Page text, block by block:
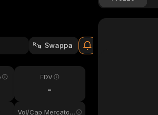
Swappa
FDV
-
Vol/Cap Mercato